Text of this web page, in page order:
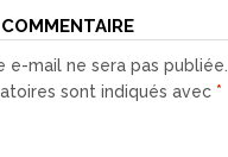
e-mail ne sera pas publiée.
sont indiqués avec*